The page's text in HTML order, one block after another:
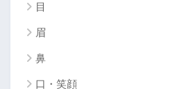
目
眉
鼻
口・笑顔